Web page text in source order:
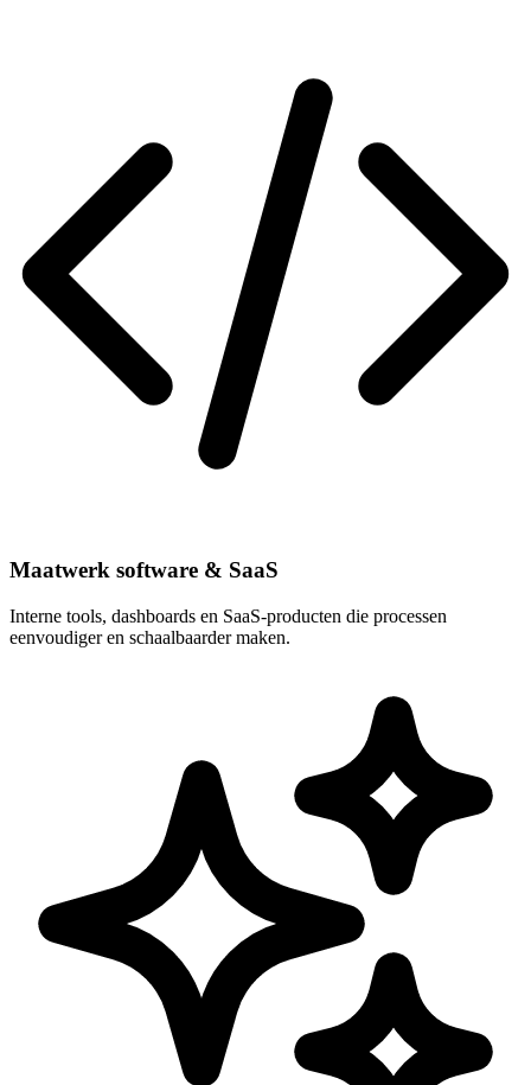
Maatwerk software & SaaS
Interne tools, dashboards en SaaS-producten die processen
eenvoudiger en schaalbaarder maken.